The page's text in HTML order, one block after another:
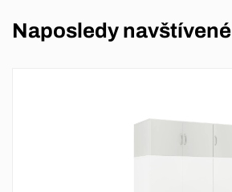
Naposledy navštívené